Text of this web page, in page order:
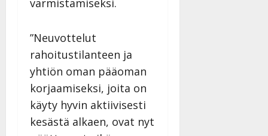
”Neuvottelut
rahoitustilanteen ja
yhtiön oman pääoman
korjaamiseksi, joita on
käyty hyvin aktiivisesti
kesästä alkaen, ovat nyt